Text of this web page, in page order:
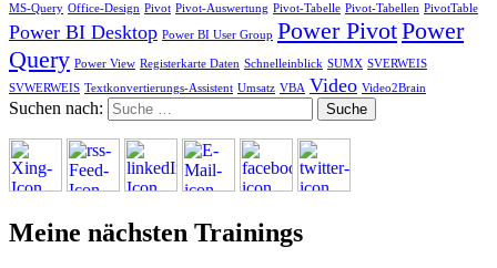
MS-Query Office-Design Pivot Pivot-Auswertung Pivot-Tabelle Pivot-Tabellen PivotTable
Power BI Desktop Power BI User Group Power PivotPower
Query Power View Registerkarte Daten Schnelleinblick SUMX SVERWEIS
SVWERWEIS Textkonvertierungs-Assistent Umsatz VBA Video Video2Brain
Suchen nach:
Meine nächsten Trainings